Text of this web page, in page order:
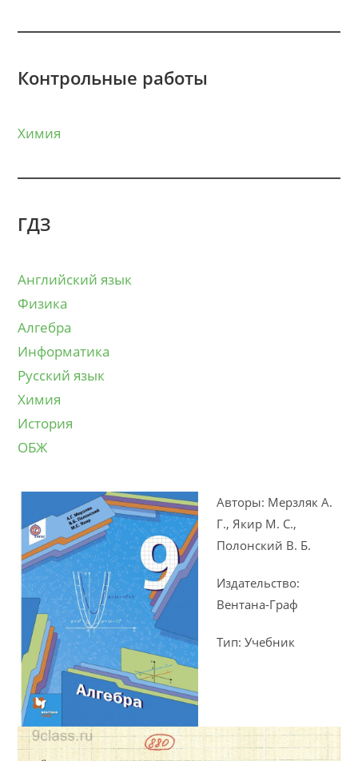
Контрольные работы
Химия
ГДЗ
Английский язык
Физика
Алгебра
Информатика
Русский язык
Химия
История
ОБЖ
Авторы: Мерзляк А.
Г., Якир М. С.,
Полонский В. Б.
Издательство:
Вентана-Граф
Тип: Учебник